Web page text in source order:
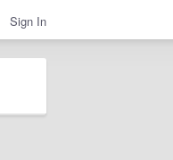
Sign In